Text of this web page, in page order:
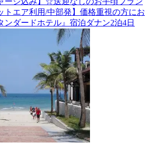
エア利用/中部発】価格重視の方にお
ンダードホテル』宿泊ダナン2泊4日